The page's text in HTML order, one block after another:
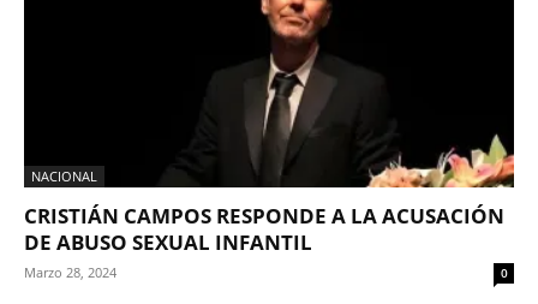
NACIONAL
CRISTIÁN CAMPOS RESPONDE A LA ACUSACIÓN
DE ABUSO SEXUAL INFANTIL
Marzo 28, 2024 0